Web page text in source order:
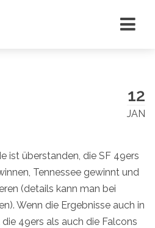
12
JAN
ist überstanden, die SF 49ers
Tennessee gewinnt und
(details kann man bei
Wenn die Ergebnisse auch in
49ers als auch die Falcons